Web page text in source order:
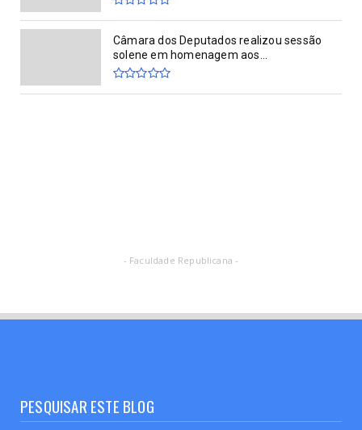
Câmara dos Deputados realizou sessão
solene em homenagem aos...
- Faculdade Republicana -
PESQUISAR ESTE BLOG